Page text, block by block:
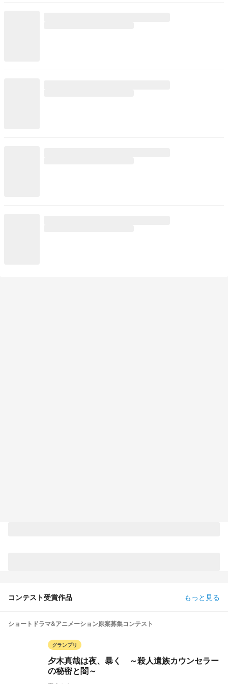
コンテスト受賞作品 もっと見る
ショートドラマ&アニメーション原案募集コンテスト
グランプリ
夕木真哉は夜、暴く ～殺人遺族カウンセラー
の秘密と闇～